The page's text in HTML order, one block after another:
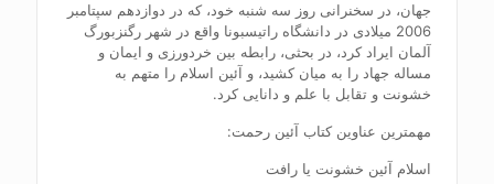
جهان، در سخنرانی روز سه شنبه خود، که در دوازدهم سپتامبر
2006 میلادی در دانشگاه راتیسبونا واقع در شهر رگنزبورگ
آلمان ایراد کرد، در بحثی، رابطه بین خردورزی و ایمان و
مساله جهاد را به میان کشید، و آئین اسلام را متهم به
خشونت و تقابل با علم و دانایی کرد.
مهمترین عناوین کتاب آئین رحمت:
اسلام آئین خشونت یا رافت